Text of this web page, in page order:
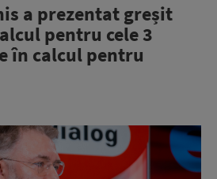
a prezentat greșit
pentru cele 3
în calcul pentru